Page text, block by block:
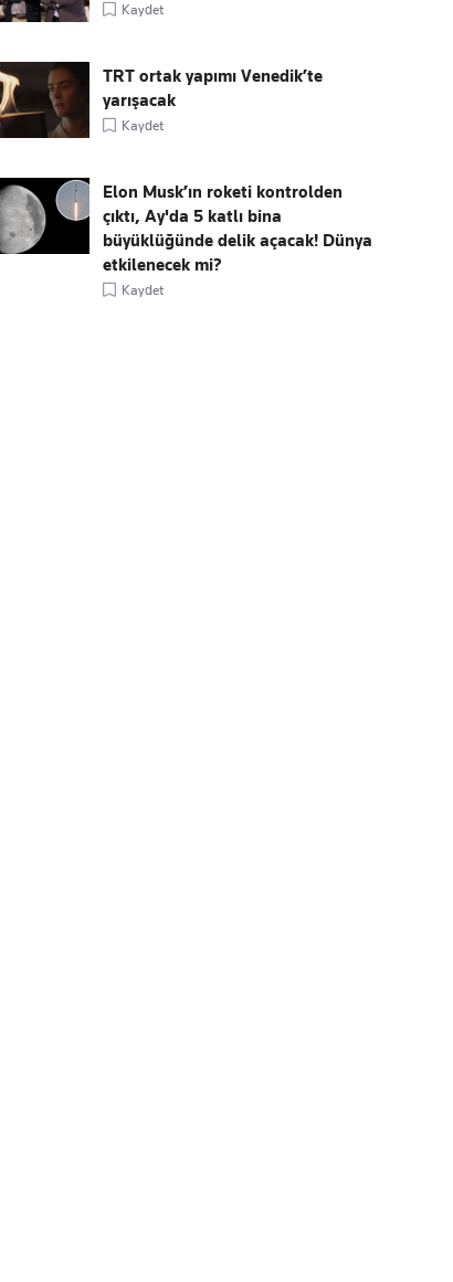
Kaydet
TRT ortak yapımı Venedik’te
yarışacak
Kaydet
Elon Musk’ın roketi kontrolden
çıktı, Ay'da 5 katlı bina
büyüklüğünde delik açacak! Dünya
etkilenecek mi?
Kaydet